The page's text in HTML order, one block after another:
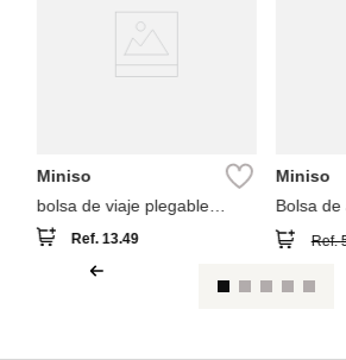
Miniso
bolsa de viaje plegable
colección miniso go
Ref.13.49
Miniso
Bolsa
kitty Ref.